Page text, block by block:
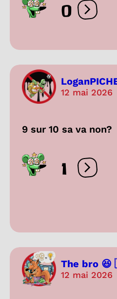
0 Ouvrir
12 mai 2026
9 sur 10 sa va non?
1 Ouvrir
The bro 😆
12 mai 2026